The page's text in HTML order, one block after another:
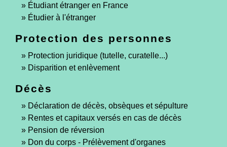
Étudiant étranger en France
Étudier à l'étranger
Protection des personnes
Protection juridique (tutelle, curatelle...)
Disparition et enlèvement
Décès
Déclaration de décès, obsèques et sépulture
Rentes et capitaux versés en cas de décès
Pension de réversion
Don du corps - Prélèvement d'organes